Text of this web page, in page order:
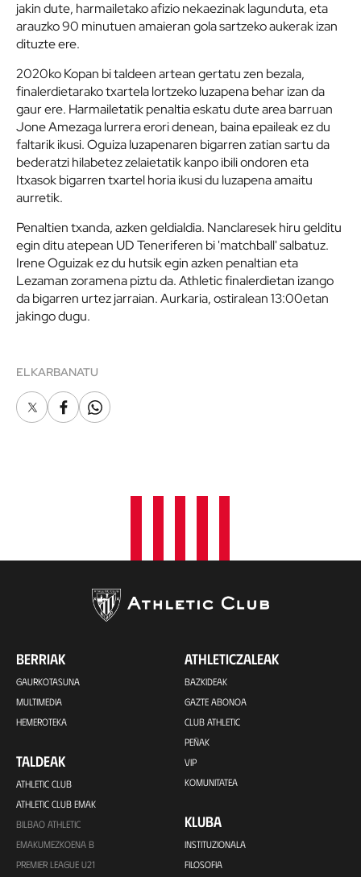
jakin dute, harmailetako afizio nekaezinak lagunduta, eta
arauzko 90 minutuen amaieran gola sartzeko aukerak izan
dituzte ere.
2020ko Kopan bi taldeen artean gertatu zen bezala,
finalerdietarako txartela lortzeko luzapena behar izan da
gaur ere. Harmailetatik penaltia eskatu dute area barruan
Jone Amezaga lurrera erori denean, baina epaileak ez du
faltarik ikusi. Oguiza luzapenaren bigarren zatian sartu da
bederatzi hilabetez zelaietatik kanpo ibili ondoren eta
Itxasok bigarren txartel horia ikusi du luzapena amaitu
aurretik.
Penaltien txanda, azken geldialdia. Nanclaresek hiru gelditu
egin ditu atepean UD Teneriferen bi 'matchball' salbatuz.
Irene Oguizak ez du hutsik egin azken penaltian eta
Lezaman zoramena piztu da. Athletic finalerdietan izango
da bigarren urtez jarraian. Aurkaria, ostiralean 13:00etan
jakingo dugu.
ELKARBANATU
X FacebookWhatsapp
BERRIAK
GAURKOTASUNA
MULTIMEDIA
HEMEROTEKA
TALDEAK
ATHLETIC CLUB
ATHLETIC CLUB EMAK
BILBAO ATHLETIC
EMAKUMEZKOENA B
PREMIER LEAGUE U21
ATHLETICZALEAK
BAZKIDEAK
GAZTE ABONOA
CLUB ATHLETIC
PEÑAK
VIP
KOMUNITATEA
KLUBA
INSTITUZIONALA
FILOSOFIA